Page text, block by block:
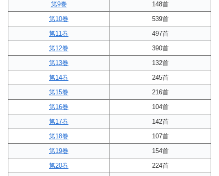
第9巻
148首
第10巻
539首
第11巻
497首
第12巻
390首
第13巻
132首
第14巻
245首
第15巻
216首
第16巻
104首
第17巻
142首
第18巻
107首
第19巻
154首
第20巻
224首